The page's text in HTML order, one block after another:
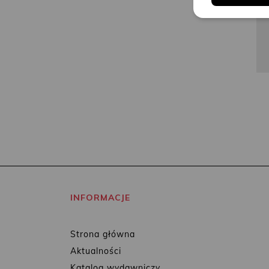
INFORMACJE
Strona główna
Aktualności